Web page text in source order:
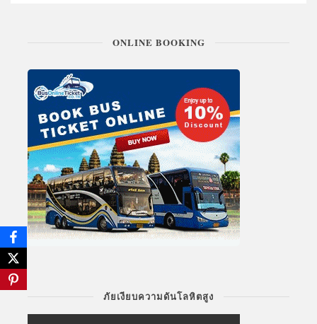
ONLINE BOOKING
ภัยเงียบความดันโลหิตสูง